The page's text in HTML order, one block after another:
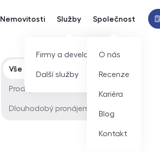
Nemovitosti Služby
Firmy a developeři
Další služby
Společnost
O nás
Recenze
Kariéra
Blog
Kontakt
Typ nabídky
Vše
Prodej
Dlouhodobý pronájem